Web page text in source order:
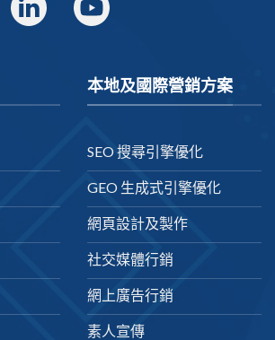
本地及國際營銷方案
SEO 搜尋引擎優化
GEO 生成式引擎優化
網頁設計及製作
社交媒體行銷
網上廣告行銷
素人宣傳